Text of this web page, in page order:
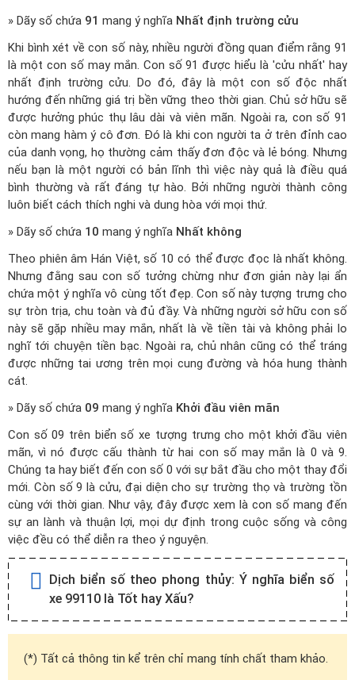
» Dãy số chứa 91 mang ý nghĩa Nhất định trường cửu
Khi bình xét về con số này, nhiều người đồng quan điểm rằng 91
là một con số may mắn. Con số 91 được hiểu là 'cửu nhất' hay
nhất định trường cửu. Do đó, đây là một con số độc nhất
hướng đến những giá trị bền vững theo thời gian. Chủ sở hữu sẽ
được hưởng phúc thụ lâu dài và viên mãn. Ngoài ra, con số 91
còn mang hàm ý cô đơn. Đó là khi con người ta ở trên đỉnh cao
của danh vọng, họ thường cảm thấy đơn độc và lẻ bóng. Nhưng
nếu bạn là một người có bản lĩnh thì việc này quả là điều quá
bình thường và rất đáng tự hào. Bởi những người thành công
luôn biết cách thích nghi và dung hòa với mọi thứ.
» Dãy số chứa 10 mang ý nghĩa Nhất không
Theo phiên âm Hán Việt, số 10 có thể được đọc là nhất không.
Nhưng đằng sau con số tưởng chừng như đơn giản này lại ẩn
chứa một ý nghĩa vô cùng tốt đẹp. Con số này tượng trưng cho
sự tròn trịa, chu toàn và đủ đầy. Và những người sở hữu con số
này sẽ gặp nhiều may mắn, nhất là về tiền tài và không phải lo
nghĩ tới chuyện tiền bạc. Ngoài ra, chủ nhân cũng có thể tráng
được những tai ương trên mọi cung đường và hóa hung thành
cát.
» Dãy số chứa 09 mang ý nghĩa Khởi đầu viên mãn
Con số 09 trên biển số xe tượng trưng cho một khởi đầu viên
mãn, vì nó được cấu thành từ hai con số may mắn là 0 và 9.
Chúng ta hay biết đến con số 0 với sự bắt đầu cho một thay đổi
mới. Còn số 9 là cửu, đại diện cho sự trường thọ và trường tồn
cùng với thời gian. Như vậy, đây được xem là con số mang đến
sự an lành và thuận lợi, mọi dự định trong cuộc sống và công
việc đều có thể diễn ra theo ý nguyện.
Dịch biển số theo phong thủy: Ý nghĩa biển số
xe 99110 là Tốt hay Xấu?
(*) Tất cả thông tin kể trên chỉ mang tính chất tham khảo.